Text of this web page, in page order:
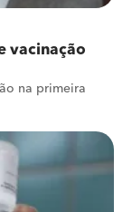
vacinação
na primeira